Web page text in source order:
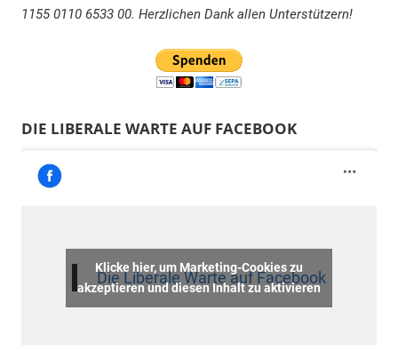
1155 0110 6533 00. Herzlichen Dank allen Unterstützern!
DIE LIBERALE WARTE AUF FACEBOOK
Die Liberale Warte auf Facebook
Klicke hier, um Marketing-Cookies zu
akzeptieren und diesen Inhalt zu aktivieren